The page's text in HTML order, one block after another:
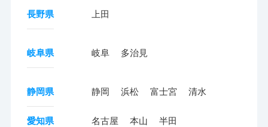
長野県 上田
岐阜県 岐阜 多治見
静岡県 静岡 浜松 富士宮 清水
愛知県 名古屋 本山 半田